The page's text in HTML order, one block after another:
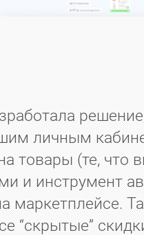
личным
товары (те, что
и инструмент
маркетплейсе.
“скрытые”